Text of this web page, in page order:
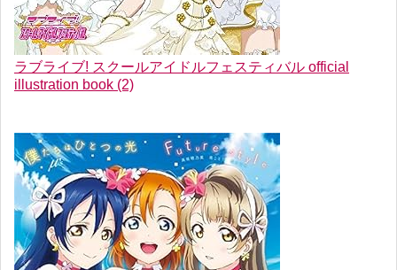
ラブライブ! スクールアイドルフェスティバル official
illustration book (2)